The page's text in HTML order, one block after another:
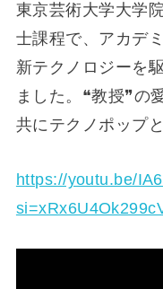
東京芸術大学大学
士課程で、アカデ
新テクノロジーを
ました。❝教授❞の
共にテクノポップ
https://youtu.be/